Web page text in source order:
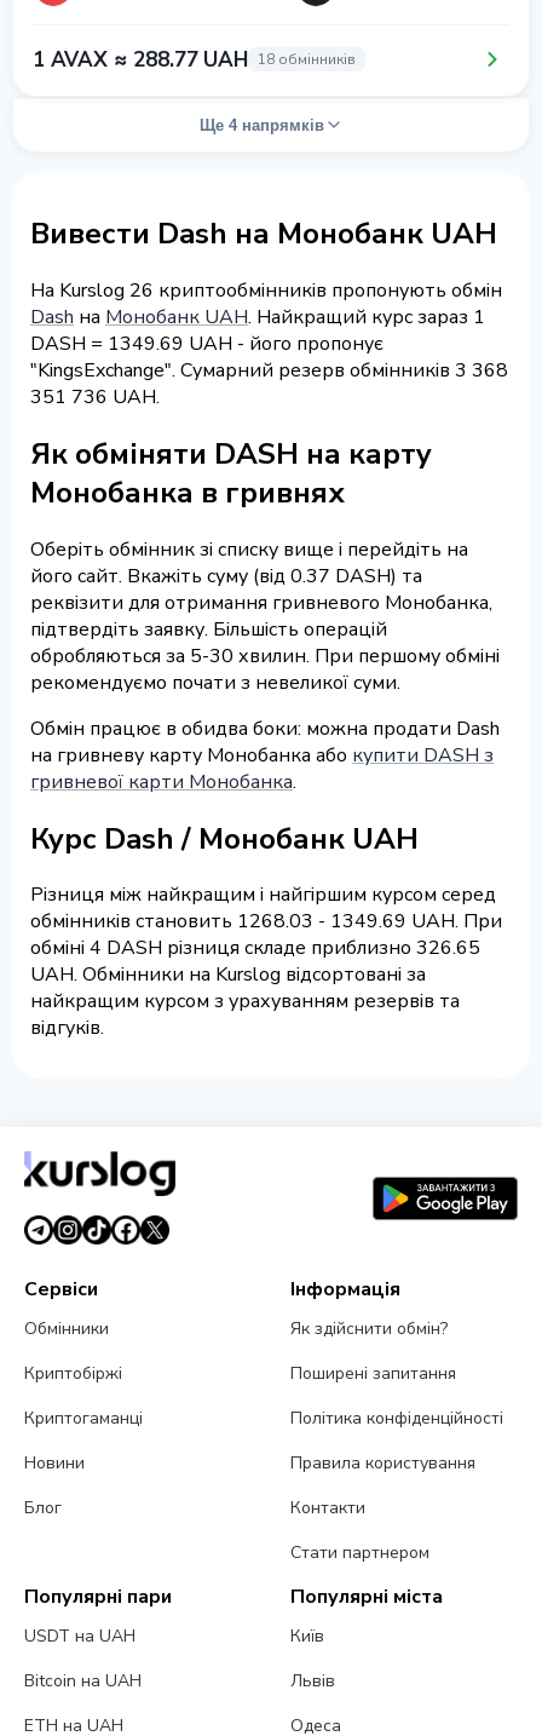
1 AVAX ≈ 288.77 UAH 18 обмінників
Ще 4 напрямків
Вивести Dash на Монобанк UAH
На Kurslog 26 криптообмінників пропонують обмін
Dash на Монобанк UAH. Найкращий курс зараз 1
DASH = 1349.69 UAH - його пропонує
"KingsExchange". Сумарний резерв обмінників 3 368
351 736 UAH.
Як обміняти DASH на карту
Монобанка в гривнях
Оберіть обмінник зі списку вище і перейдіть на
його сайт. Вкажіть суму (від 0.37 DASH) та
реквізити для отримання гривневого Монобанка,
підтвердіть заявку. Більшість операцій
обробляються за 5-30 хвилин. При першому обміні
рекомендуємо почати з невеликої суми.
Обмін працює в обидва боки: можна продати Dash
на гривневу карту Монобанка або купити DASH з
гривневої карти Монобанка.
Курс Dash / Монобанк UAH
Різниця між найкращим і найгіршим курсом серед
обмінників становить 1268.03 - 1349.69 UAH. При
обміні 4 DASH різниця складе приблизно 326.65
UAH. Обмінники на Kurslog відсортовані за
найкращим курсом з урахуванням резервів та
відгуків.
Сервіси
Обмінники
Криптобіржі
Криптогаманці
Новини
Блог
Інформація
Як здійснити обмін?
Поширені запитання
Політика конфіденційності
Правила користування
Контакти
Стати партнером
Популярні пари
USDT на UAH
Bitcoin на UAH
ETH на UAH
Популярні міста
Київ
Львів
Одеса